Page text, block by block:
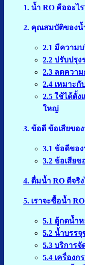
1. น้ำ RO คืออะไร
2. คุณสมบัติของน้
2.1 มีความ
2.2 ปรับปรุ
2.3 ลดควา
2.4 เหมาะ
2.5 ใช้ได้ตั้
ใหญ่
3. ข้อดี ข้อเสียขอ
3.1 ข้อดีขอ
3.2 ข้อเสียข
4. ดื่มน้ำ RO ดีจริ
5. เราจะซื้อน้ำ
5.1 ตู้กดน้ำ
5.2 น้ำบรรจุ
5.3 บริการจั
5.4 เครื่องก